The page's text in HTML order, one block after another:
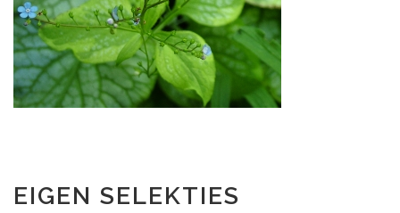
EIGEN SELEKTIES